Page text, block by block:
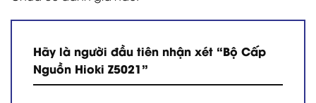
Hãy là người đầu tiên nhận xét “Bộ Cấp
Nguồn Hioki Z5021”